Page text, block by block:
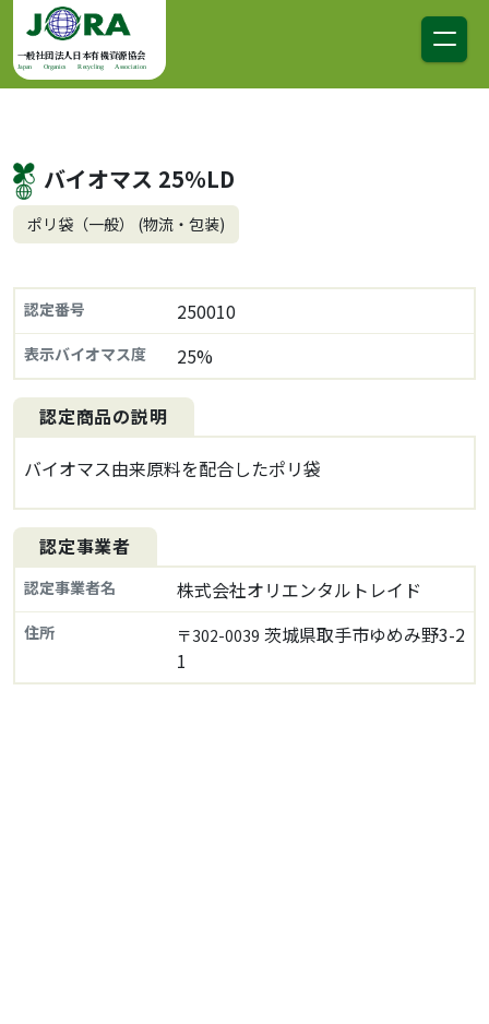
コンテンツへスキップ
メインナビゲーション
一般社団法人日本有機資源協会
Japan Organics Recycling Association
バイオマス 25％LD
ポリ袋（一般） (物流・包装)
認定番号 250010
表示バイオマス度 25%
認定商品の説明
バイオマス由来原料を配合したポリ袋
認定事業者
認定事業者名 株式会社オリエンタルトレイド
住所 〒302-0039 茨城県取手市ゆめみ野3-2
1